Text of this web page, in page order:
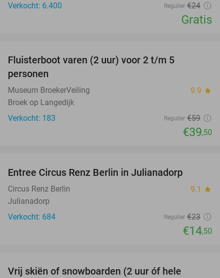
Verkocht: 6.400
Regulier €24
Gratis
Fluisterboot varen (2 uur) voor 2 t/m 5
personen
Museum BroekerVeiling 9.9 star
Broek op Langedijk
Verkocht: 183
Regulier €59
€39,50
Entree Circus Renz Berlin in Julianadorp
Circus Renz Berlin 9.1 star
Julianadorp
Verkocht: 684
Regulier €23
€14,50
Vrij skiën of snowboarden (2 uur óf hele